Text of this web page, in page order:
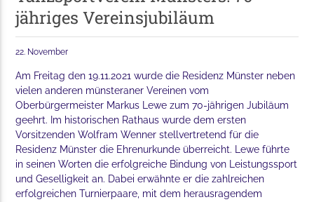
jähriges Vereinsjubiläum
22. November
Am Freitag den 19.11.2021 wurde die Residenz Münster neben
vielen anderen münsteraner Vereinen vom
Oberbürgermeister Markus Lewe zum 70-jährigen Jubiläum
geehrt. Im historischen Rathaus wurde dem ersten
Vorsitzenden Wolfram Wenner stellvertretend für die
Residenz Münster die Ehrenurkunde überreicht. Lewe führte
in seinen Worten die erfolgreiche Bindung von Leistungssport
und Geselligkeit an. Dabei erwähnte er die zahlreichen
erfolgreichen Turnierpaare, mit dem herausragendem